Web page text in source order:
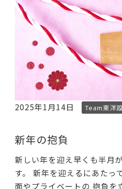
2025年1月14日 Team東洋
新年の抱負
新しい年を迎え早くも半月
す。 新年を迎えるにあたっ
面やプライベートの 抱負を